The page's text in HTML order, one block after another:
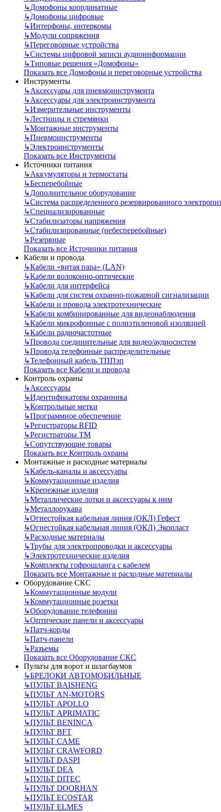
↳Домофоны координатные
↳Домофоны цифровые
↳Интерфоны, интеркомы
↳Модули сопряжения
↳Переговорные устройства
↳Системы цифровой записи аудиоинформации
↳Типовые решения «Домофоны»
Показать все Домофоны и переговорные устройства
Инструменты
↳Аксессуары для пневмоинструмента
↳Аксессуары для электроинструмента
↳Измерительные инструменты
↳Лестницы и стремянки
↳Монтажные инструменты
↳Пневмоинструменты
↳Электроинструменты
Показать все Инструменты
Источники питания
↳Аккумуляторы и термостаты
↳Бесперебойные
↳Дополнительное оборудование
↳Система распределенного резервированного
↳Специализированные
↳Стабилизаторы напряжения
↳Стабилизированные (небесперебойные)
↳Резервные
Показать все Источники питания
Кабели и провода
↳Кабели «витая пара» (LAN)
↳Кабели волоконно-оптические
↳Кабели для интерфейса
↳Кабели для систем охранно-пожарной сигнализации
↳Кабели и провода электротехнические
↳Кабели комбинированные для видеонаблюдения
↳Кабели микрофонные с полиэтиленовой изоляцией
↳Кабели радиочастотные
↳Провода соединительные для видео/аудиосистем
↳Провода телефонные распределительные
↳Телефонный кабель ТППэп
Показать все Кабели и провода
Контроль охраны
↳Аксессуары
↳Идентификаторы охранника
↳Контрольные метки
↳Программное обеспечение
↳Регистраторы RFID
↳Регистраторы ТМ
↳Сопутствующие товары
Показать все Контроль охраны
Монтажные и расходные материалы
↳Кабель-каналы и аксессуары
↳Коммутационные изделия
↳Крепежные изделия
↳Металлические лотки и аксессуары к ним
↳Металлорукава
↳Огнестойкая кабельная линия (ОКЛ) Гефест
↳Огнестойкая кабельная линия (ОКЛ) Экопласт
↳Расходные материалы
↳Трубы для электропроводки и аксессуары
↳Электротехнические изделия
↳Комплекты гофрошланга с кабелем
Показать все Монтажные и расходные материалы
Оборудование СКС
↳Коммутационные модули
↳Коммутационные розетки
↳Оборудование телефонии
↳Оптические панели и аксессуары
↳Патч-корды
↳Патч-панели
↳Разъемы
Показать все Оборудование СКС
Пульты для ворот и шлагбаумов
↳БРЕЛОКИ АВТОМОБИЛЬНЫЕ
↳ПУЛЬТ BAISHENG
↳ПУЛЬТ AN-MOTORS
↳ПУЛЬТ APOLLO
↳ПУЛЬТ APRIMATIC
↳ПУЛЬТ BENINCA
↳ПУЛЬТ BFT
↳ПУЛЬТ CAME
↳ПУЛЬТ CRAWFORD
↳ПУЛЬТ DASPI
↳ПУЛЬТ DEA
↳ПУЛЬТ DITEC
↳ПУЛЬТ DOORHAN
↳ПУЛЬТ ECOSTAR
↳ПУЛЬТ ELMES